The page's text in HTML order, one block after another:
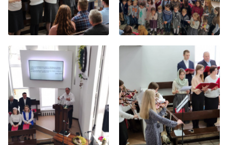
Воскресная
школа
Фото Воскресной школы
Видео Воскресной школы
Фото
Видео
Архив
Пожертвования